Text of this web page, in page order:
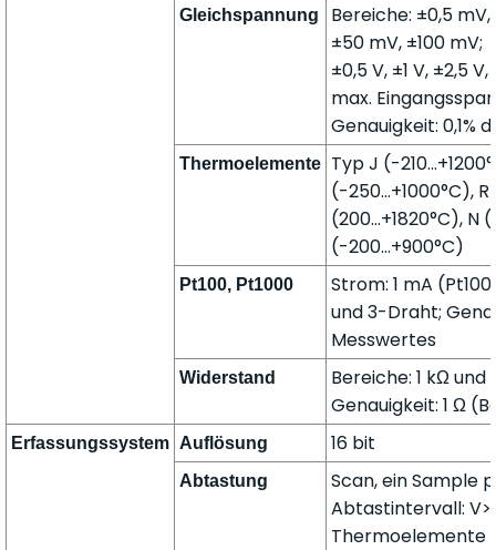
Gleichspannung
Bereiche: ±0,5 mV,
±50 mV, ±100 mV;
±0,5 V, ±1 V, ±2,5
max.
Genauigkeit: 0,1%
Thermoelemente Typ J (-
(-250...+1000°C),
(200...+1820°C), N
(-200...+900°C)
Pt100, Pt1000
Strom: 1 mA
und 3-Draht;
Messwertes
Widerstand
Bereiche: 1 kΩ und
Genauigkeit: 1 Ω
Erfassungssystem Auflösung 16 bit
Abtastung
Scan, ein Sample
Abtastintervall:
Thermoelemente